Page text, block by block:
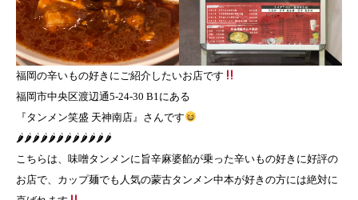
福岡の辛いもの好きにご紹介したいお店です
福岡市中央区渡辺通5-24-30 B1にある
『タンメン笑盛 天神南店』さんです
🌶🌶🌶🌶🌶🌶🌶🌶🌶🌶🌶🌶
こちらは、味噌タンメンに旨辛麻婆餡が乗った辛いもの好きに好評の
お店で、カップ麺でも人気の蒙古タンメン中本が好きの方には絶対に